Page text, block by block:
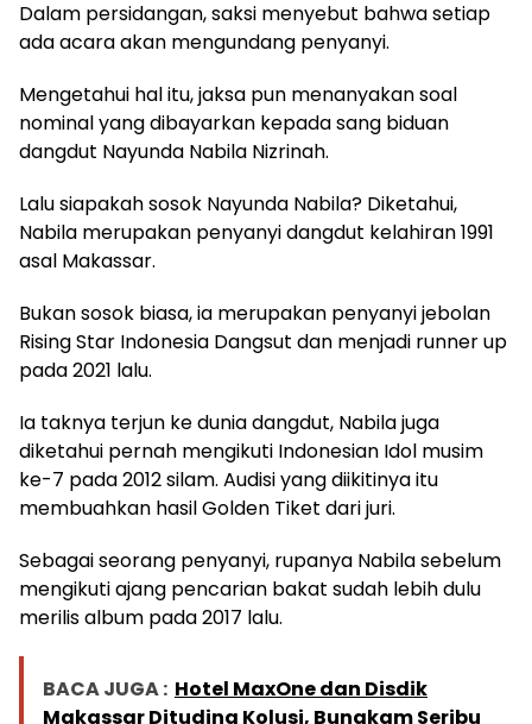
Dalam persidangan, saksi menyebut bahwa setiap
ada acara akan mengundang penyanyi.
Mengetahui hal itu, jaksa pun menanyakan soal
nominal yang dibayarkan kepada sang biduan
dangdut Nayunda Nabila Nizrinah.
Lalu siapakah sosok Nayunda Nabila? Diketahui,
Nabila merupakan penyanyi dangdut kelahiran 1991
asal Makassar.
Bukan sosok biasa, ia merupakan penyanyi jebolan
Rising Star Indonesia Dangsut dan menjadi runner up
pada 2021 lalu.
Ia taknya terjun ke dunia dangdut, Nabila juga
diketahui pernah mengikuti Indonesian Idol musim
ke-7 pada 2012 silam. Audisi yang diikitinya itu
membuahkan hasil Golden Tiket dari juri.
Sebagai seorang penyanyi, rupanya Nabila sebelum
mengikuti ajang pencarian bakat sudah lebih dulu
merilis album pada 2017 lalu.
BACA JUGA : Hotel MaxOne dan Disdik
Makassar Dituding Kolusi, Bungkam Seribu